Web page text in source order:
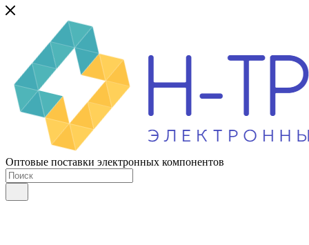
Оптовые поставки электронных компонентов